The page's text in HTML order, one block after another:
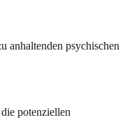
anhaltenden psychischen
potenziellen